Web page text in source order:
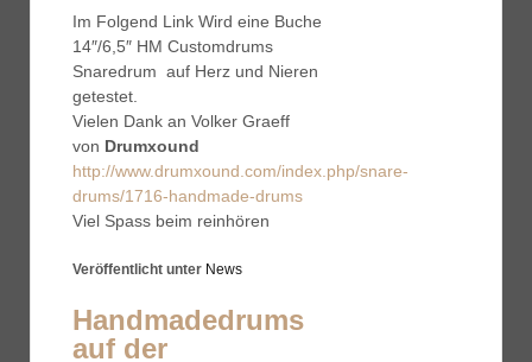
Im Folgend Link Wird eine Buche
14″/6,5″ HM Customdrums
Snaredrum auf Herz und Nieren
getestet.
Vielen Dank an Volker Graeff
von Drumxound
http://www.drumxound.com/index.php/snare-
drums/1716-handmade-drums
Viel Spass beim reinhören
Veröffentlicht unter News
Handmadedrums
auf der